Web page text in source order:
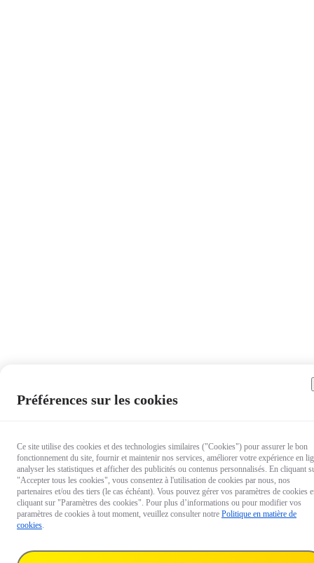
Préférences sur les cookies
Ce site utilise des cookies et des technologies similaires ("Cookies") pour assurer le bon
fonctionnement du site, fournir et maintenir nos services, améliorer votre expérience en
analyser les statistiques et afficher des publicités ou contenus personnalisés. En cliquant
"Accepter tous les cookies", vous consentez à l'utilisation de cookies par nous, nos
partenaires et/ou des tiers (le cas échéant). Vous pouvez gérer vos paramètres de cookies
cliquant sur "Paramètres des cookies". Pour plus d’informations ou pour modifier vos
paramètres de cookies à tout moment, veuillez consulter notre Politique en matière de
cookies.